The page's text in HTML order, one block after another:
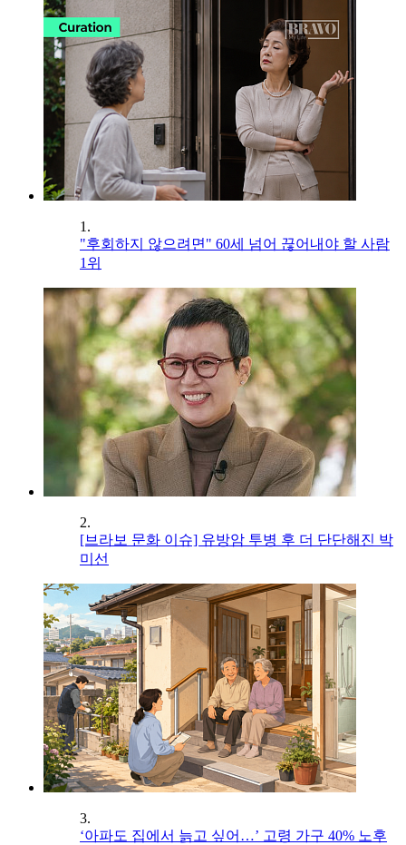
1.
"후회하지 않으려면" 60세 넘어 끊어내야 할 사람
1위
2.
[브라보 문화 이슈] 유방암 투병 후 더 단단해진 박
미선
3.
‘아파도 집에서 늙고 싶어…’ 고령 가구 40% 노후